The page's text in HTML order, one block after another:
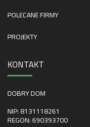
POLECANE FIRMY
PROJEKTY
KONTAKT
DOBRY DOM
NIP: 8131118261
REGON: 690393700